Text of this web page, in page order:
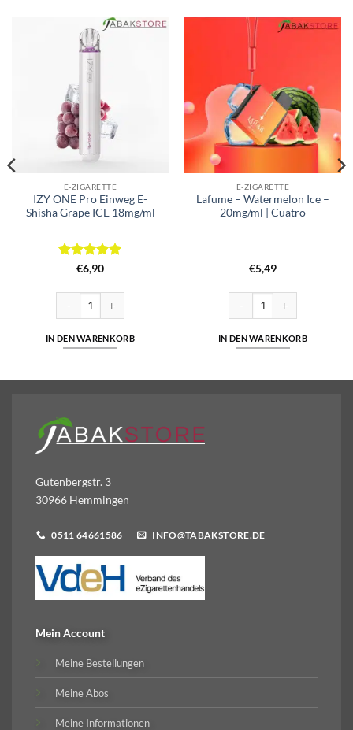
E-ZIGARETTE
IZY ONE Pro Einweg E-
Shisha Grape ICE 18mg/ml
Bewertet
5
€6,90
IZY ONE Pro Einweg E-Shisha Grape ICE 18mg/ml Menge
IN DEN WARENKORB
E-ZIGARETTE
Lafume – Watermelon Ice –
20mg/ml | Cuatro
€5,49
Lafume - Watermelon Ice -
IN DEN WARENKORB
- Strawberry Elfergy 20mg Menge
Gutenbergstr. 3
30966 Hemmingen
0511 64661586 INFO@TABAKSTORE.DE
Mein Account
Meine Bestellungen
Meine Abos
Meine Informationen